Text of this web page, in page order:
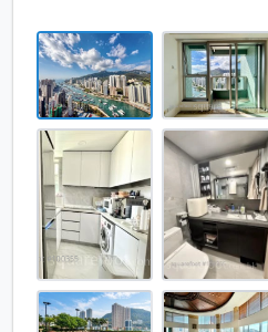
深灣軒 售盤 1 房 , 1 浴室
深灣軒 售盤 1 房 , 1 浴室
深灣軒 售盤 1 房 , 1 浴室
深灣軒 售盤 1 房 , 1 浴室
深灣軒 售盤 1 房 , 1 浴室
深灣軒 售盤 1 房 , 1 浴室
深灣軒 售盤 1 房 , 1 浴室
深灣軒 售盤 1 房 , 1 浴室
深灣軒